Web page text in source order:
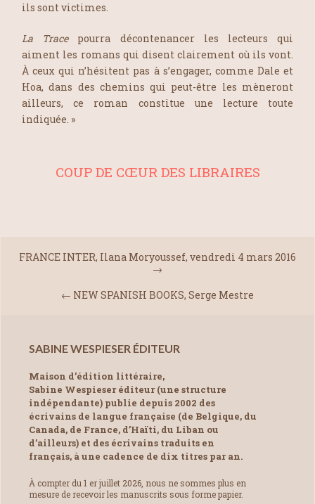
ils sont victimes.
La Tracepourra décontenancer les lecteurs qui
aiment les romans qui disent clairement où ils vont.
À ceux qui n’hésitent pas à s’engager, comme Dale et
Hoa, dans des chemins qui peut-être les mèneront
ailleurs, ce roman constitue une lecture toute
indiquée. »
COUP DE CŒUR DES LIBRAIRES
FRANCE INTER, Ilana Moryoussef, vendredi 4 mars 2016
→
← NEW SPANISH BOOKS, Serge Mestre
SABINE WESPIESER ÉDITEUR
Maison d’édition littéraire,
Sabine Wespieser éditeur (une structure
indépendante) publie depuis 2002 des
écrivains de langue française (de Belgique, du
Canada, de France, d’Haïti, du Liban ou
d’ailleurs) et des écrivains traduits en
français, à une cadence de dix titres par an.
À compter du 1 er juillet 2026, nous ne sommes plus en
mesure de recevoir les manuscrits sous forme papier.